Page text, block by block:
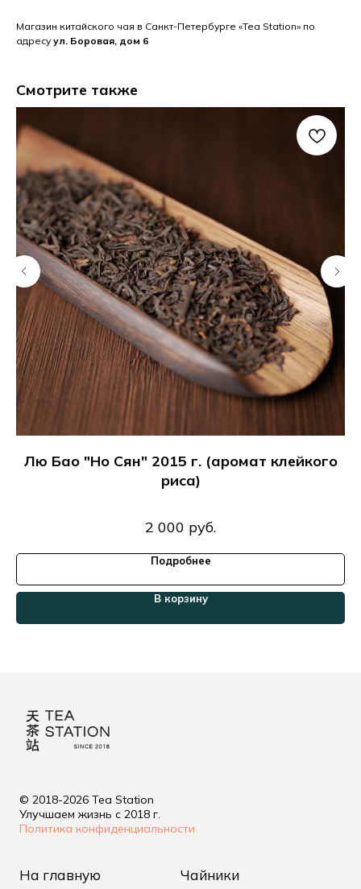
Магазин китайского чая в Санкт-Петербурге «Tea Station» по
адресу ул. Боровая, дом 6
Смотрите также
Лю Бао "Но Сян" 2015 г. (аромат клейкого
риса)
2 000 руб.
Подробнее
В корзину
© 2018-2026 Tea Station
Улучшаем жизнь с 2018 г.
Политика конфиденциальности
На главную
Чайники